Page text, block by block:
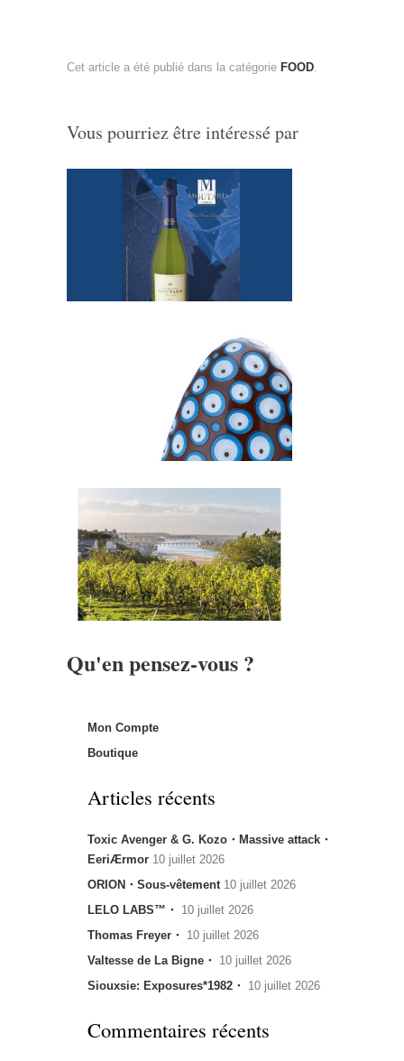
Cet article a été publié dans la catégorie FOOD.
Vous pourriez être intéressé par
Qu'en pensez-vous ?
Mon Compte
Boutique
Articles récents
Toxic Avenger & G. Kozo・Massive attack・
EeriÆrmor 10 juillet 2026
ORION・Sous-vêtement 10 juillet 2026
LELO LABS™・ 10 juillet 2026
Thomas Freyer・ 10 juillet 2026
Valtesse de La Bigne・ 10 juillet 2026
Siouxsie: Exposures*1982・ 10 juillet 2026
Commentaires récents